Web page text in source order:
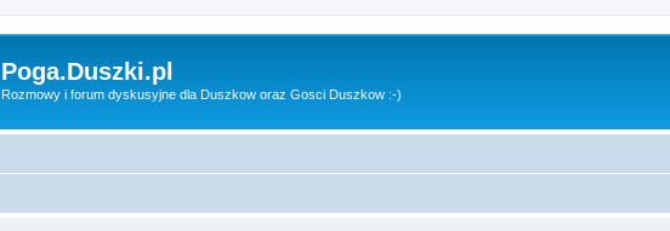
Poga.Duszki.pl
Rozmowy i forum dyskusyjne dla Duszkow oraz Gosci Duszkow :-)